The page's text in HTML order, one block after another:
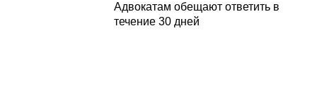
Адвокатам обещают ответить в
течение 30 дней